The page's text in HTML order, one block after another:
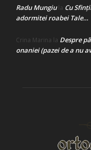
Radu Mungiula Cu
adormitei roabei Tale…
Crina Marina la Despre
onaniei (pazei de a nu